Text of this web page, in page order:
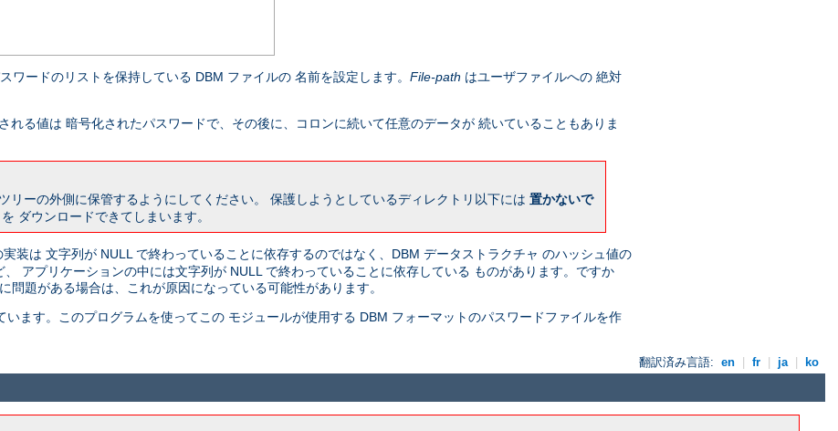
ワードのリストを保持している DBM ファイルの 名前を設定します。 File-path はユーザファイルへの 絶対
る値は 暗号化されたパスワードで、その後に、コロンに続いて任意のデータが 続いていることもありま
リーの外側に保管するようにしてください。 保護しようとしているディレクトリ以下には 置かないで
を ダウンロードできてしまいます。
実装は 文字列が NULL で終わっていることに依存するのではなく、DBM データストラクチャ のハッシュ値の
アプリケーションの中には文字列が NULL で終わっていることに依存している ものがあります。ですか
題がある場合は、これが原因になっている可能性があります。
います。このプログラムを使ってこの モジュールが使用する DBM フォーマットのパスワードファイルを作
翻訳済み言語: en fr ja ko